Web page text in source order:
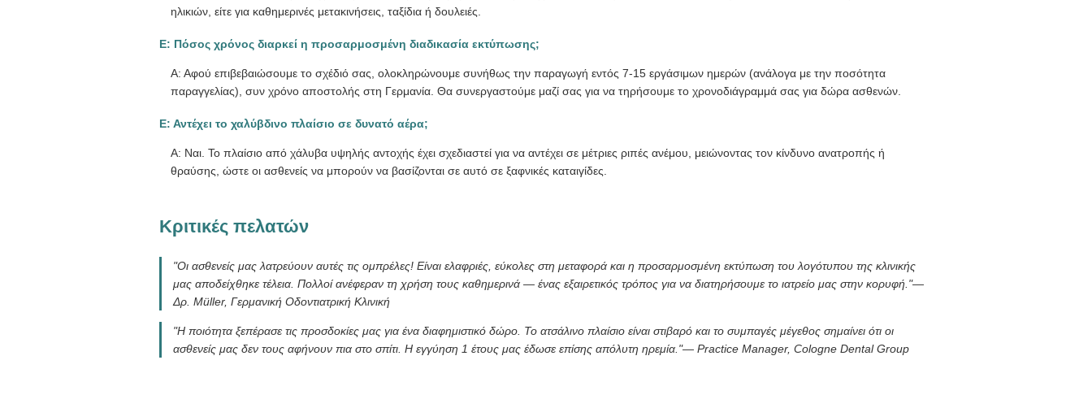
ηλικιών, είτε για καθημερινές μετακινήσεις, ταξίδια ή δουλειές.
Ε: Πόσος χρόνος διαρκεί η προσαρμοσμένη διαδικασία εκτύπωσης;
Α: Αφού επιβεβαιώσουμε το σχέδιό σας, ολοκληρώνουμε συνήθως την παραγωγή εντός 7-15 εργάσιμων ημερών (ανάλογα με την ποσότητα
παραγγελίας), συν χρόνο αποστολής στη Γερμανία. Θα συνεργαστούμε μαζί σας για να τηρήσουμε το χρονοδιάγραμμά σας για δώρα ασθενών.
Ε: Αντέχει το χαλύβδινο πλαίσιο σε δυνατό αέρα;
Α: Ναι. Το πλαίσιο από χάλυβα υψηλής αντοχής έχει σχεδιαστεί για να αντέχει σε μέτριες ριπές ανέμου, μειώνοντας τον κίνδυνο ανατροπής ή
θραύσης, ώστε οι ασθενείς να μπορούν να βασίζονται σε αυτό σε ξαφνικές καταιγίδες.
Κριτικές πελατών
"Οι ασθενείς μας λατρεύουν αυτές τις ομπρέλες! Είναι ελαφριές, εύκολες στη μεταφορά και η προσαρμοσμένη εκτύπωση του λογότυπου της κλινικής
μας αποδείχθηκε τέλεια. Πολλοί ανέφεραν τη χρήση τους καθημερινά — ένας εξαιρετικός τρόπος για να διατηρήσουμε το ιατρείο μας στην κορυφή."—
Δρ. Müller, Γερμανική Οδοντιατρική Κλινική
"Η ποιότητα ξεπέρασε τις προσδοκίες μας για ένα διαφημιστικό δώρο. Το ατσάλινο πλαίσιο είναι στιβαρό και το συμπαγές μέγεθος σημαίνει ότι οι
ασθενείς μας δεν τους αφήνουν πια στο σπίτι. Η εγγύηση 1 έτους μας έδωσε επίσης απόλυτη ηρεμία."— Practice Manager, Cologne Dental Group